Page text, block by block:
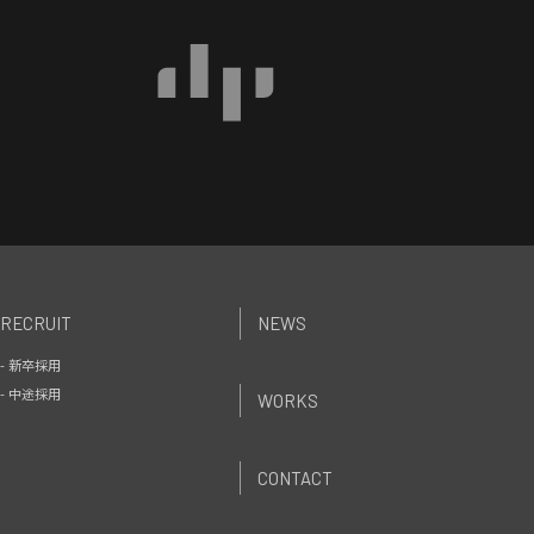
RECRUIT
- 新卒採用
- 中途採用
NEWS
WORKS
CONTACT